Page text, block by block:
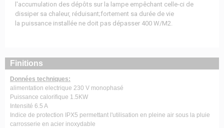
l'accumulation des dépôts sur la lampe empêchant celle-ci de
dissiper sa chaleur, réduisant;fortement sa durée de vie
la puissance installée ne doit pas dépasser 400 W/M2.
Finitions
Données techniques:
alimentation electrique 230 V monophasé
Puissance calorifique 1.5KW
Intensité 6.5 A
Indice de protection IPX5 permettant l'utilisation en pleine air sous la pluie
carrosserie en acier inoxydable